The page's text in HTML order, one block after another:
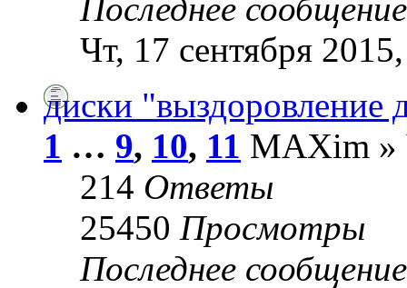
Последнее
Чт, 17 сентября
диски "выздоровление
1 … 9, 10, 11 MAXim »
214 Ответы
25450 Просмотры
Последнее